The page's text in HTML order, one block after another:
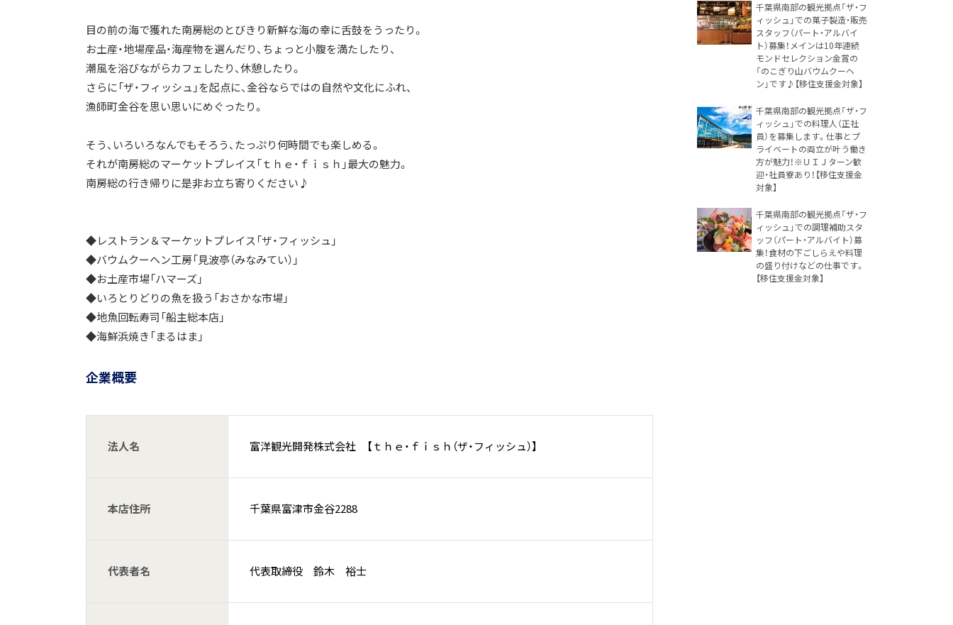
目の前の海で獲れた南房総のとびきり新鮮な海の幸に舌鼓をうったり。
お土産・地場産品・海産物を選んだり、ちょっと小腹を満たしたり、
潮風を浴びながらカフェしたり、休憩したり。
さらに「ザ・フィッシュ」を起点に、金谷ならではの自然や文化にふれ、
漁師町金谷を思い思いにめぐったり。
そう、いろいろなんでもそろう、たっぷり何時間でも楽しめる。
それが南房総のマーケットプレイス「ｔｈｅ・ｆｉｓｈ」最大の魅力。
南房総の行き帰りに是非お立ち寄りください♪
◆レストラン＆マーケットプレイス「ザ・フィッシュ」
◆バウムクーヘン工房「見波亭（みなみてい）」
◆お土産市場「ハマーズ」
◆いろとりどりの魚を扱う「おさかな市場」
◆地魚回転寿司「船主総本店」
◆海鮮浜焼き「まるはま」
企業概要
法人名 富洋観光開発株式会社 【ｔｈｅ・ｆｉｓｈ（ザ・フィッシュ）】
本店住所 千葉県富津市金谷2288
代表者名 代表取締役 鈴木 裕士
千葉県南部の観光拠点「ザ・フ
ィッシュ」での菓子製造・販売
スタッフ（パート・アルバイ
ト）募集！メインは10年連続
モンドセレクション金賞の
「のこぎり山バウムクーヘ
ン」です♪【移住支援金対象】
千葉県南部の観光拠点「ザ・フ
ィッシュ」での料理人（正社
員）を募集します。仕事とプ
ライベートの両立が叶う働き
方が魅力！※ＵＩＪターン歓
迎・社員寮あり！【移住支援金
対象】
千葉県南部の観光拠点「ザ・フ
ィッシュ」での調理補助スタ
ッフ（パート・アルバイト）募
集！食材の下ごしらえや料理
の盛り付けなどの仕事です。
【移住支援金対象】